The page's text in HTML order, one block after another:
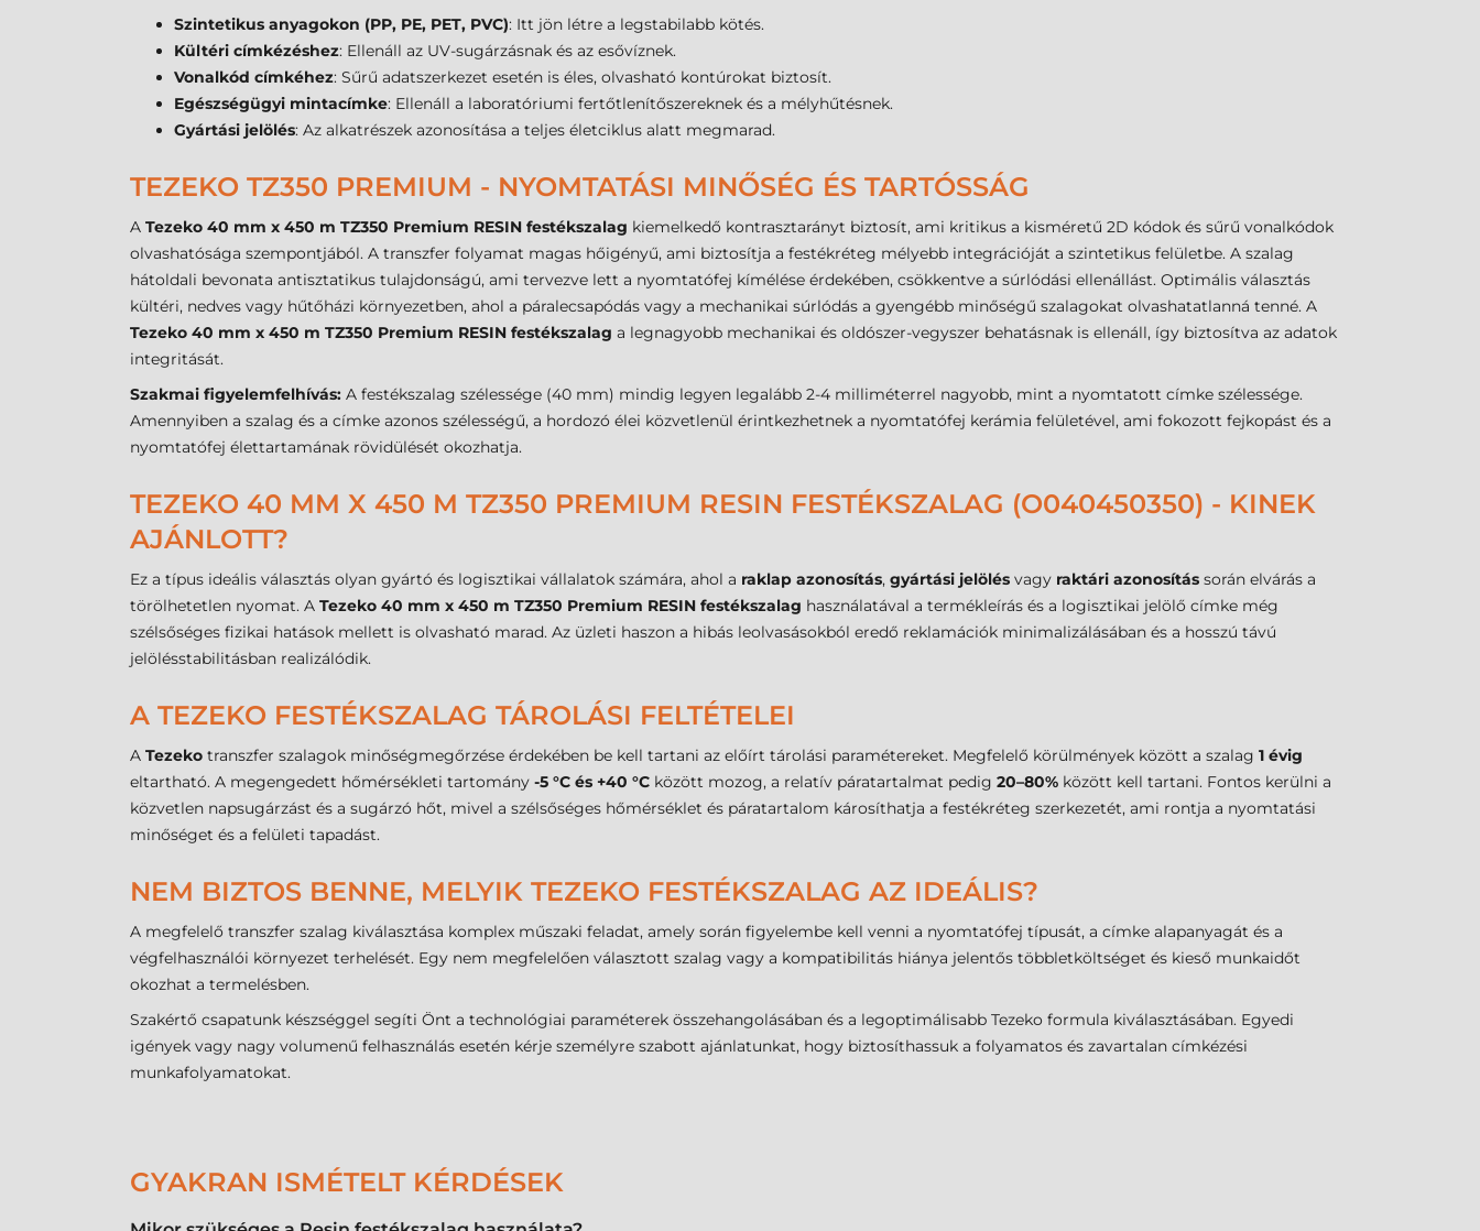
Szintetikus anyagokon (PP, PE, PET, PVC): Itt jön létre a legstabilabb kötés.
Kültéri címkézéshez: Ellenáll az UV-sugárzásnak és az esővíznek.
Vonalkód címkéhez: Sűrű adatszerkezet esetén is éles, olvasható kontúrokat biztosít.
Egészségügyi mintacímke: Ellenáll a laboratóriumi fertőtlenítőszereknek és a mélyhűtésnek.
Gyártási jelölés: Az alkatrészek azonosítása a teljes életciklus alatt megmarad.
TEZEKO TZ350 PREMIUM - NYOMTATÁSI MINŐSÉG ÉS TARTÓSSÁG
A Tezeko 40 mm x 450 m TZ350 Premium RESIN festékszalag kiemelkedő kontrasztarányt biztosít, ami kritikus a kisméretű 2D kódok és sűrű vonalkódok
olvashatósága szempontjából. A transzfer folyamat magas hőigényű, ami biztosítja a festékréteg mélyebb integrációját a szintetikus felületbe. A szalag
hátoldali bevonata antisztatikus tulajdonságú, ami tervezve lett a nyomtatófej kímélése érdekében, csökkentve a súrlódási ellenállást. Optimális választás
kültéri, nedves vagy hűtőházi környezetben, ahol a páralecsapódás vagy a mechanikai súrlódás a gyengébb minőségű szalagokat olvashatatlanná tenné. A
Tezeko 40 mm x 450 m TZ350 Premium RESIN festékszalag a legnagyobb mechanikai és oldószer-vegyszer behatásnak is ellenáll, így biztosítva az adatok
integritását.
Szakmai figyelemfelhívás: A festékszalag szélessége (40 mm) mindig legyen legalább 2-4 milliméterrel nagyobb, mint a nyomtatott címke szélessége.
Amennyiben a szalag és a címke azonos szélességű, a hordozó élei közvetlenül érintkezhetnek a nyomtatófej kerámia felületével, ami fokozott fejkopást és a
nyomtatófej élettartamának rövidülését okozhatja.
TEZEKO 40 MM X 450 M TZ350 PREMIUM RESIN FESTÉKSZALAG (O040450350) - KINEK
AJÁNLOTT?
Ez a típus ideális választás olyan gyártó és logisztikai vállalatok számára, ahol a raklap azonosítás, gyártási jelölés vagy raktári azonosítás során elvárás a
törölhetetlen nyomat. A Tezeko 40 mm x 450 m TZ350 Premium RESIN festékszalag használatával a termékleírás és a logisztikai jelölő címke még
szélsőséges fizikai hatások mellett is olvasható marad. Az üzleti haszon a hibás leolvasásokból eredő reklamációk minimalizálásában és a hosszú távú
jelölésstabilitásban realizálódik.
A TEZEKO FESTÉKSZALAG TÁROLÁSI FELTÉTELEI
A Tezeko transzfer szalagok minőségmegőrzése érdekében be kell tartani az előírt tárolási paramétereket. Megfelelő körülmények között a szalag 1 évig
eltartható. A megengedett hőmérsékleti tartomány -5 °C és +40 °C között mozog, a relatív páratartalmat pedig 20–80% között kell tartani. Fontos kerülni a
közvetlen napsugárzást és a sugárzó hőt, mivel a szélsőséges hőmérséklet és páratartalom károsíthatja a festékréteg szerkezetét, ami rontja a nyomtatási
minőséget és a felületi tapadást.
NEM BIZTOS BENNE, MELYIK TEZEKO FESTÉKSZALAG AZ IDEÁLIS?
A megfelelő transzfer szalag kiválasztása komplex műszaki feladat, amely során figyelembe kell venni a nyomtatófej típusát, a címke alapanyagát és a
végfelhasználói környezet terhelését. Egy nem megfelelően választott szalag vagy a kompatibilitás hiánya jelentős többletköltséget és kieső munkaidőt
okozhat a termelésben.
Szakértő csapatunk készséggel segíti Önt a technológiai paraméterek összehangolásában és a legoptimálisabb Tezeko formula kiválasztásában. Egyedi
igények vagy nagy volumenű felhasználás esetén kérje személyre szabott ajánlatunkat, hogy biztosíthassuk a folyamatos és zavartalan címkézési
munkafolyamatokat.
GYAKRAN ISMÉTELT KÉRDÉSEK